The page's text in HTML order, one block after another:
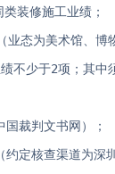
装修施工业绩；
态为美术馆、
不少于2项；其
裁判文书网）；
定核查渠道为深